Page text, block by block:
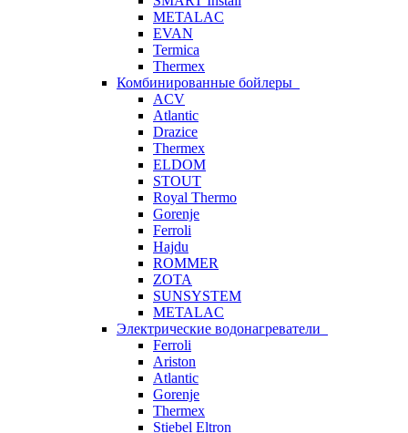
METALAC
EVAN
Termica
Thermex
Комбинированные бойлеры
ACV
Atlantic
Drazice
Thermex
ELDOM
STOUT
Royal Thermo
Gorenje
Ferroli
Hajdu
ROMMER
ZOTA
SUNSYSTEM
METALAC
Электрические водонагреватели
Ferroli
Ariston
Atlantic
Gorenje
Thermex
Stiebel Eltron